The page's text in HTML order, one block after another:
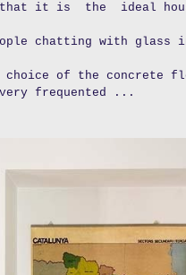
that it is the ideal
chatting with glass in
of the concrete
frequented ...